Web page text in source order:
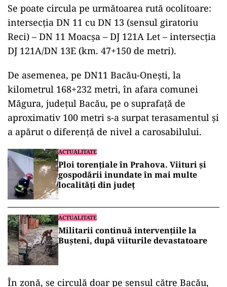
Se poate circula pe următoarea rută ocolitoare:
intersecția DN 11 cu DN 13 (sensul giratoriu
Reci) – DN 11 Moacșa – DJ 121A Let – intersecția
DJ 121A/DN 13E (km. 47+150 de metri).
ad
De asemenea, pe DN11 Bacău-Onești, la
kilometrul 168+232 metri, în afara comunei
Măgura, județul Bacău, pe o suprafață de
aproximativ 100 metri s-a surpat terasamentul și
a apărut o diferență de nivel a carosabilului.